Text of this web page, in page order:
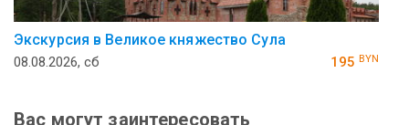
Экскурсия в Великое княжество Сула
08.08.2026, сб 195 BYN
Вас могут заинтересовать